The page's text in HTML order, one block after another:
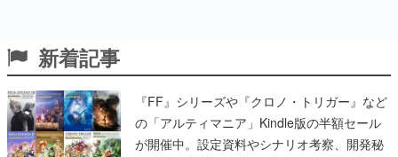
新着記事
『FF』シリーズや『クロノ・トリガー』など
の「アルティマニア」Kindle版の半額セール
が開催中。設定資料やシナリオ考察、開発秘